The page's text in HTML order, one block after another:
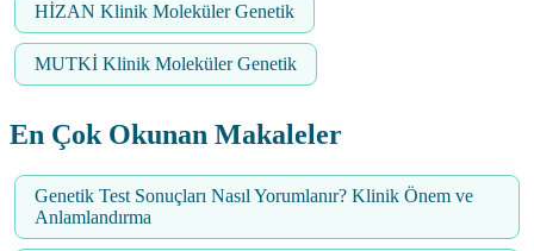
HİZAN Klinik Moleküler Genetik
MUTKİ Klinik Moleküler Genetik
En Çok Okunan Makaleler
Genetik Test Sonuçları Nasıl Yorumlanır? Klinik Önem ve
Anlamlandırma